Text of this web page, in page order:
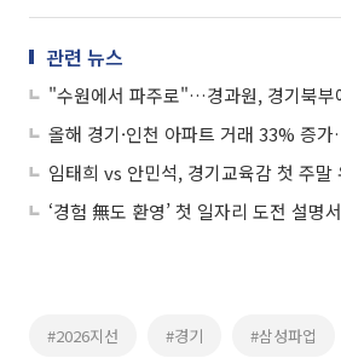
관련 뉴스
‘경험 無도 환영’ 첫 일자리 도전 설명서
#2026지선 #경기 #삼성파업